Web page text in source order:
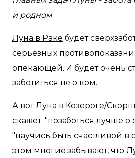
и родном.
Луна в Раке будет
серьезных
опекающей. И будет очень
заботиться не о ком.
А вотЛуна в Козероге/
скажет: "позаботься лучше о
"научись быть счастливой в
этом многие забывают, что